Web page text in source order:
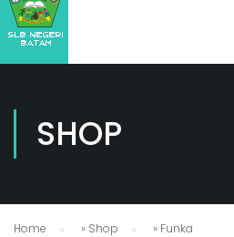
SHOP
Home » Shop » Funka